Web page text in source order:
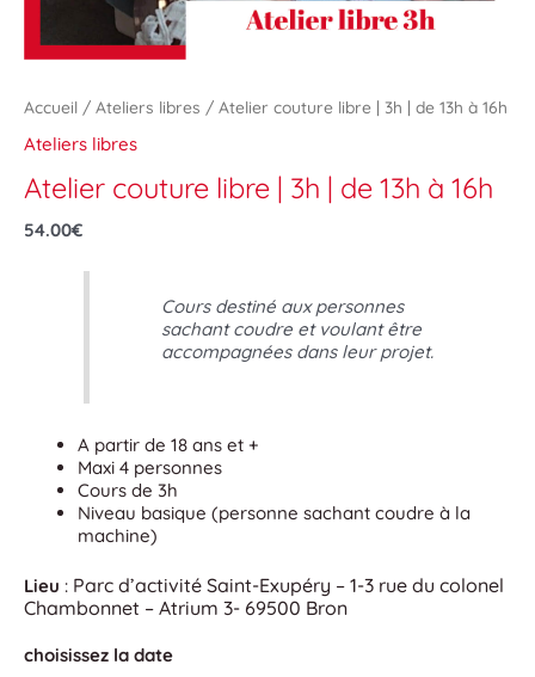
Accueil / Ateliers libres / Atelier couture libre | 3h | de 13h à 16h
Ateliers libres
Atelier couture libre | 3h | de 13h à 16h
54.00€
Cours destiné aux personnes
sachant coudre et voulant être
accompagnées dans leur projet.
A partir de 18 ans et +
Maxi 4 personnes
Cours de 3h
Niveau basique (personne sachant coudre à la
machine)
Lieu : Parc d’activité Saint-Exupéry – 1-3 rue du colonel
Chambonnet – Atrium 3- 69500 Bron
choisissez la date